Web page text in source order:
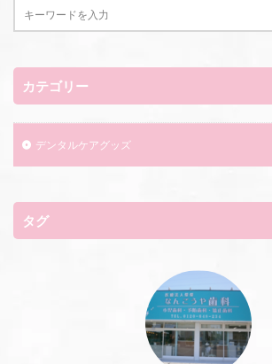
カテゴリー
デンタルケアグッズ
タグ